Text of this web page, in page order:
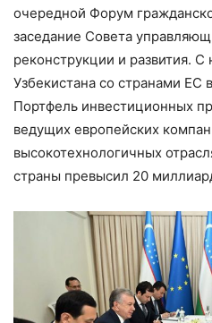
очередной Форум
заседание Совета
реконструкции и развития. С
Узбекистана со странами ЕС
Портфель инвестиционных
ведущих европейских
высокотехнологичных
страны превысил 20